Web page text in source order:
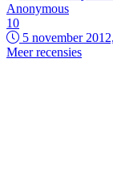
Anonymous
10
5 november
Meer recensies